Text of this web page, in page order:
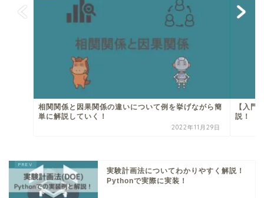
相関関係と因果関係の違いについて例を挙げながら簡
単に解説していく！
2022年11月29日
【入門
説！
実験計画法についてわかりやすく解説！
Pythonで実際に実装！